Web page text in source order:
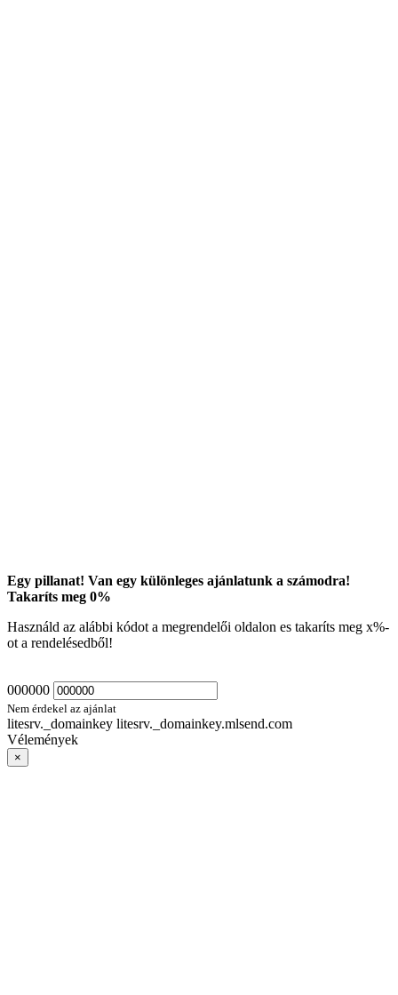
Egy pillanat! Van egy különleges ajánlatunk a számodra!
Takaríts meg 0%
Használd az alábbi kódot a megrendelői oldalon es takaríts meg x%-
ot a rendelésedből!
000000
Nem érdekel az ajánlat
litesrv._domainkey litesrv._domainkey.mlsend.com
Vélemények
×